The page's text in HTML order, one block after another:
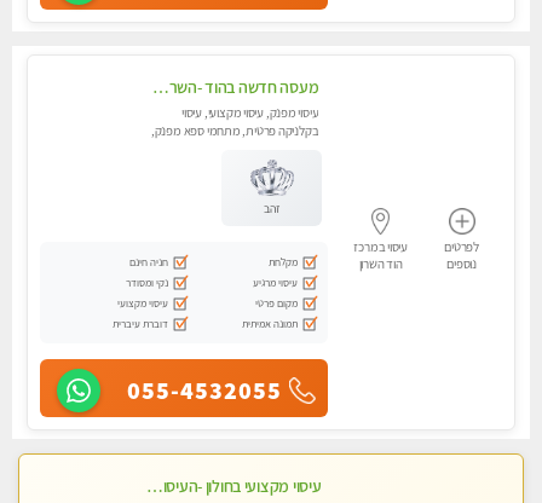
לפרטים
נוספים
עיסוי במרכז
הוד השרון
מעסה חדשה בהוד -השרון -כל סוגי העיסויים מעסה מקצועית ואיכותית פרטי!!!מומלץ לחלוטין!!
עיסוי מפנק, עיסוי מקצועי, עיסוי
בקלניקה פרטית, מתחמי ספא מפנק,
זהב
מקלחת
חניה חינם
עיסוי מרגיע
נקי ומסודר
מקום פרטי
עיסוי מקצועי
תמונה אמיתית
דוברת עיברית
055-4532055
עיסוי מקצועי בחולון -העיסוי הכי טוב בעיר אצלי רוצה לבוא ? תתקשר